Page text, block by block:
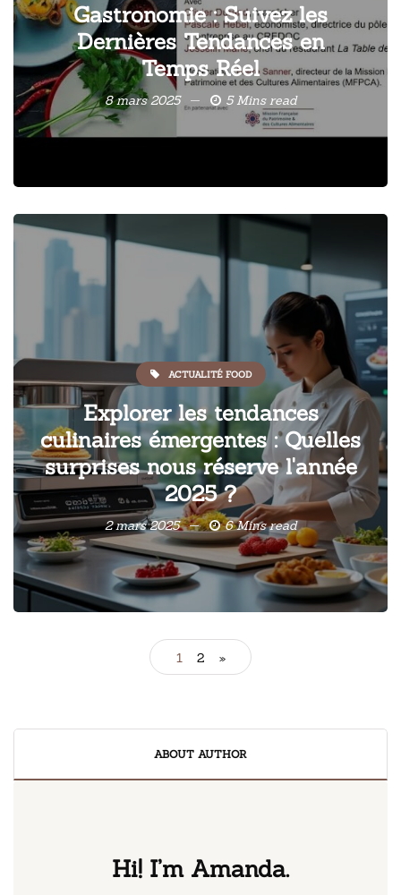
Gastronomie : Suivez les
Dernières Tendances en
Temps Réel
8 mars 2025 5 Mins read
ACTUALITÉ FOOD
Explorer les tendances
culinaires émergentes : Quelles
surprises nous réserve l'année
2025 ?
2 mars 2025 6 Mins read
1 2 »
ABOUT AUTHOR
Hi! I’m Amanda.